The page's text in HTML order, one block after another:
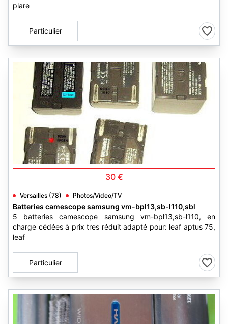
plare
Particulier
30 €
Versailles (78) Photos/Video/TV
Batteries camescope samsung vm-bpl13,sb-l110,sbl
5 batteries camescope samsung vm-bpl13,sb-l110, en
charge cédées à prix tres réduit adapté pour: leaf aptus 75,
leaf
Particulier